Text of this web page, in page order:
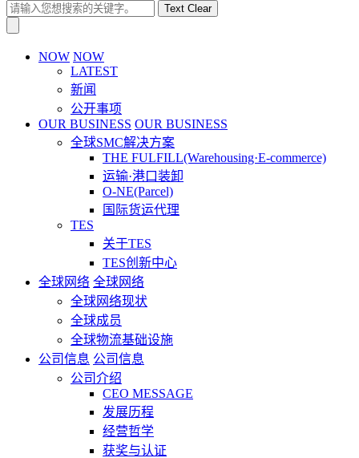
Text Clear
NOW NOW
LATEST
新闻
公开事项
OUR BUSINESS OUR BUSINESS
全球SMC解决方案
THE FULFILL(Warehousing·E-commerce)
运输·港口装卸
O-NE(Parcel)
国际货运代理
TES
关于TES
TES创新中心
全球网络 全球网络
全球网络现状
全球成员
全球物流基础设施
公司信息 公司信息
公司介绍
CEO MESSAGE
发展历程
经营哲学
获奖与认证